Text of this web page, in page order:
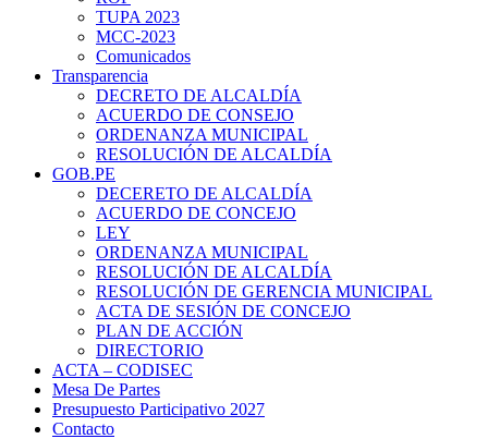
TUPA 2023
MCC-2023
Comunicados
Transparencia
DECRETO DE ALCALDÍA
ACUERDO DE CONSEJO
ORDENANZA MUNICIPAL
RESOLUCIÓN DE ALCALDÍA
GOB.PE
DECERETO DE ALCALDÍA
ACUERDO DE CONCEJO
LEY
ORDENANZA MUNICIPAL
RESOLUCIÓN DE ALCALDÍA
RESOLUCIÓN DE GERENCIA MUNICIPAL
ACTA DE SESIÓN DE CONCEJO
PLAN DE ACCIÓN
DIRECTORIO
ACTA – CODISEC
Mesa De Partes
Presupuesto Participativo 2027
Contacto